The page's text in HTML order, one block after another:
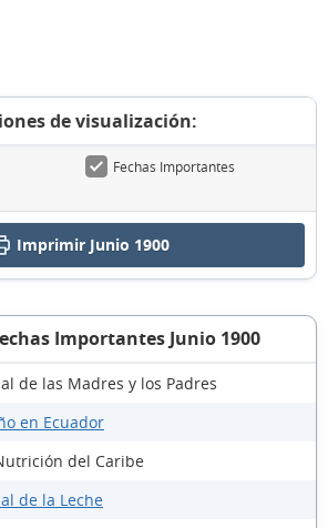
de visualización:
Fechas Importantes
Imprimir Junio 1900
Importantes Junio 1900
de las Madres y los Padres
en Ecuador
del Caribe
de la Leche